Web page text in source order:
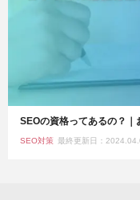
SEOの資格ってあるの？
SEO対策 最終更新日：